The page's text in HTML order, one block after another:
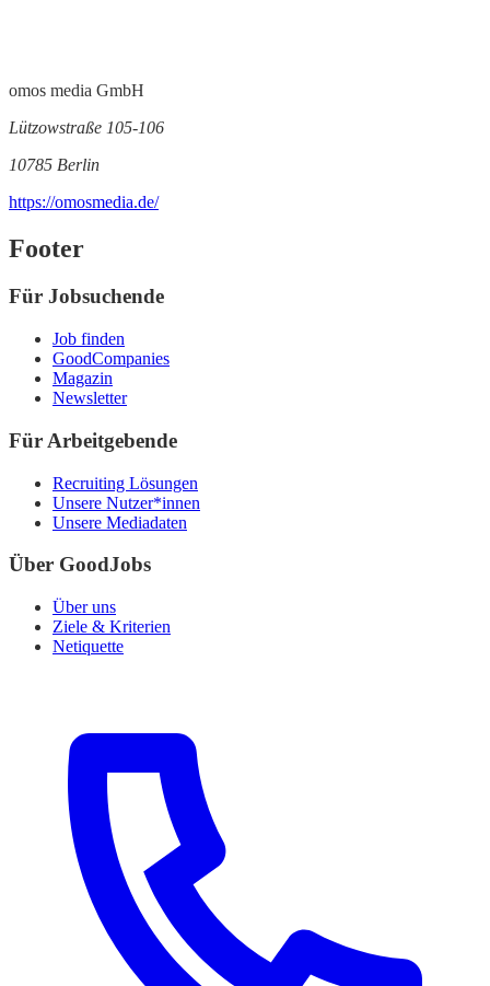
omos media GmbH
Lützowstraße 105-106
10785 Berlin
https://omosmedia.de/
Footer
Für Jobsuchende
Job finden
GoodCompanies
Magazin
Newsletter
Für Arbeitgebende
Recruiting Lösungen
Unsere Nutzer*innen
Unsere Mediadaten
Über GoodJobs
Über uns
Ziele & Kriterien
Netiquette